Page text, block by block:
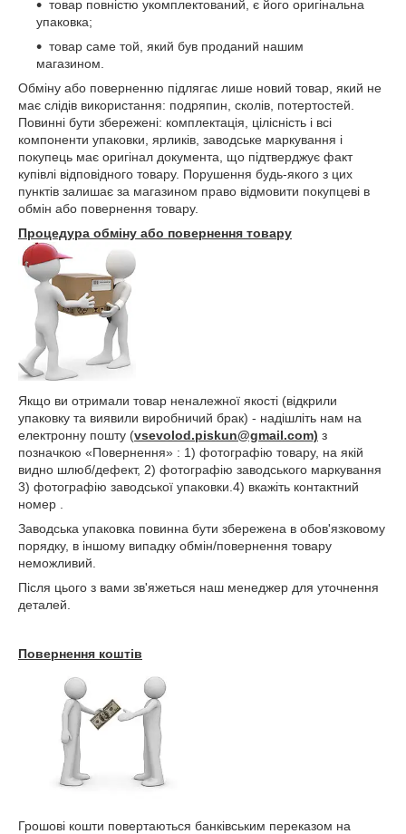
товар повністю укомплектований, є його оригінальна
упаковка;
товар саме той, який був проданий нашим
магазином.
Обміну або поверненню підлягає лише новий товар, який не
має слідів використання: подряпин, сколів, потертостей.
Повинні бути збережені: комплектація, цілісність і всі
компоненти упаковки, ярликів, заводське маркування і
покупець має оригінал документа, що підтверджує факт
купівлі відповідного товару. Порушення будь-якого з цих
пунктів залишає за магазином право відмовити покупцеві в
обмін або повернення товару.
Процедура обміну або повернення товару
Якщо ви отримали товар неналежної якості (відкрили
упаковку та виявили виробничий брак) - надішліть нам на
електронну пошту (vsevolod.piskun@gmail.com) з
позначкою «Повернення» : 1) фотографію товару, на якій
видно шлюб/дефект, 2) фотографію заводського маркування
3) фотографію заводської упаковки.4) вкажіть контактний
номер .
Заводська упаковка повинна бути збережена в обов'язковому
порядку, в іншому випадку обмін/повернення товару
неможливий.
Після цього з вами зв'яжеться наш менеджер для уточнення
деталей.
Повернення коштів
Грошові кошти повертаються банківським переказом на